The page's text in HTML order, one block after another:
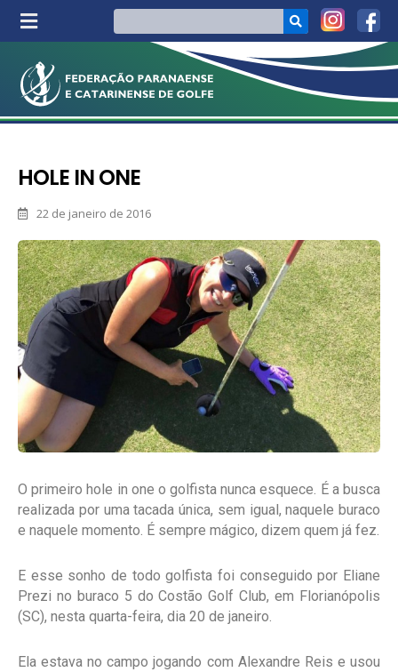
HOLE IN ONE
22 de janeiro de 2016
O primeiro hole in one o golfista nunca esquece. É a busca
realizada por uma tacada única, sem igual, naquele buraco
e naquele momento. É sempre mágico, dizem quem já fez.
E esse sonho de todo golfista foi conseguido por Eliane
Prezi no buraco 5 do Costão Golf Club, em Florianópolis
(SC), nesta quarta-feira, dia 20 de janeiro.
Ela estava no campo jogando com Alexandre Reis e usou